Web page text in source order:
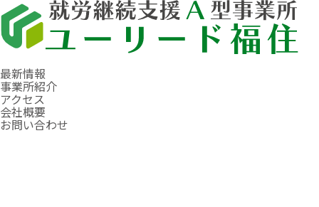
最新情報
事業所紹介
アクセス
会社概要
お問い合わせ